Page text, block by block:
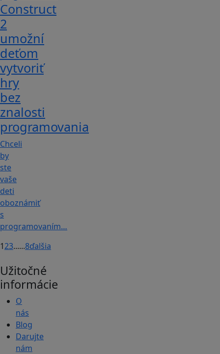
Construct
2
umožní
deťom
vytvoriť
hry
bez
znalosti
programovania
Chceli
by
ste
vaše
deti
oboznámiť
s
programovaním…
123......8ďalšia
Užitočné
informácie
O
nás
Blog
Darujte
nám